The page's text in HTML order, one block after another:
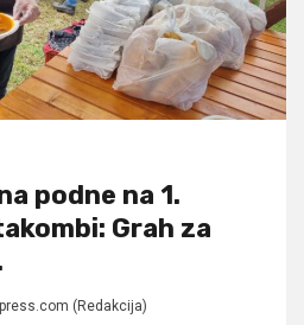
podne na 1.
Grah za
(Redakcija)